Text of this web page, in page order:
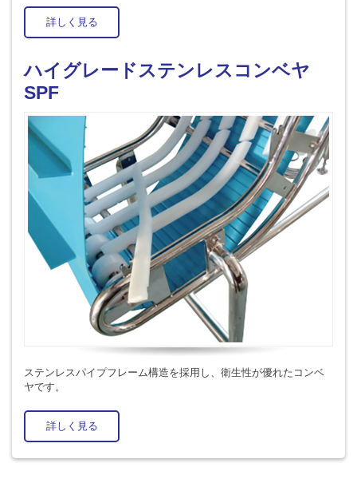
詳しく見る
ハイグレードステンレスコンベヤ
SPF
ステンレスパイプフレーム構造を採用し、衛生性が優れたコンベ
ヤです。
詳しく見る